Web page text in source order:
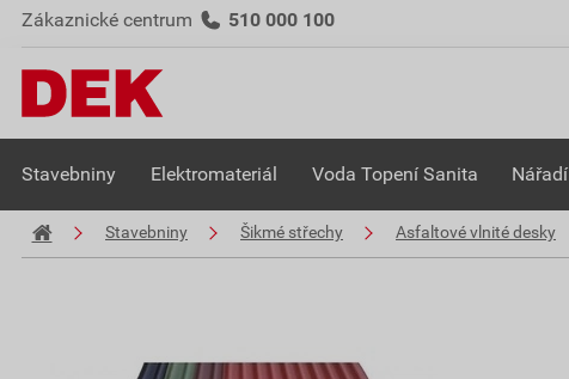
Zákaznické centrum 510 000 100
Stavebniny Elektromateriál Voda Topení Sanita Nářadí
Stavebniny Šikmé střechy Asfaltové vlnité desky